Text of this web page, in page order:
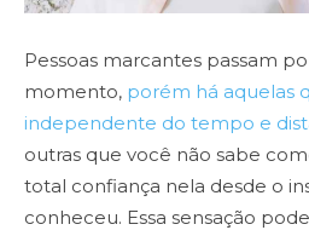
Pessoas marcantes passam
momento, porém há aquelas
independente do tempo e
outras que você não sabe
total confiança nela desde o
conheceu. Essa sensação